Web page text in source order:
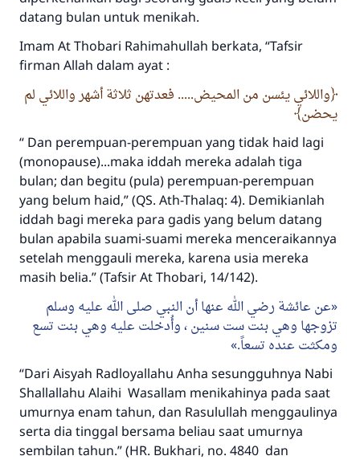
datang bulan untuk menikah.
Imam At Thobari Rahimahullah berkata, “Tafsir
firman Allah dalam ayat :
واللائي يئسن من المحيض..... فعدتهن ثلاثة أشهر واللائي لم
يحضن
“ Dan perempuan-perempuan yang tidak haid lagi
(monopause)...maka iddah mereka adalah tiga
bulan; dan begitu (pula) perempuan-perempuan
yang belum haid,” (QS. Ath-Thalaq: 4). Demikianlah
iddah bagi mereka para gadis yang belum datang
bulan apabila suami-suami mereka menceraikannya
setelah menggauli mereka, karena usia mereka
masih belia.” (Tafsir At Thobari, 14/142).
عن عائشة رضي الله عنها أن النبي صلى الله عليه وسلم
تزوجها وهي بنت ست سنين ، وأُدخلت عليه وهي بنت تسع
ومكثت عنده تسعاً.
“Dari Aisyah Radloyallahu Anha sesungguhnya Nabi
Shallallahu Alaihi Wasallam menikahinya pada saat
umurnya enam tahun, dan Rasulullah menggaulinya
serta dia tinggal bersama beliau saat umurnya
sembilan tahun.” (HR. Bukhari, no. 4840 dan
Jawaban no. 110845
menyelamatkan pernikahan.
Bantu kami dalam memberikan jawaban untuk umat
Rasulullah ﷺ bersabda
"Siapa yang menunjukkan suatu kebaikan,
meka dia akan mendapatkan pahala yang
sama dengan orang yang melakukannya"
MUSLIM, 1893
Saham